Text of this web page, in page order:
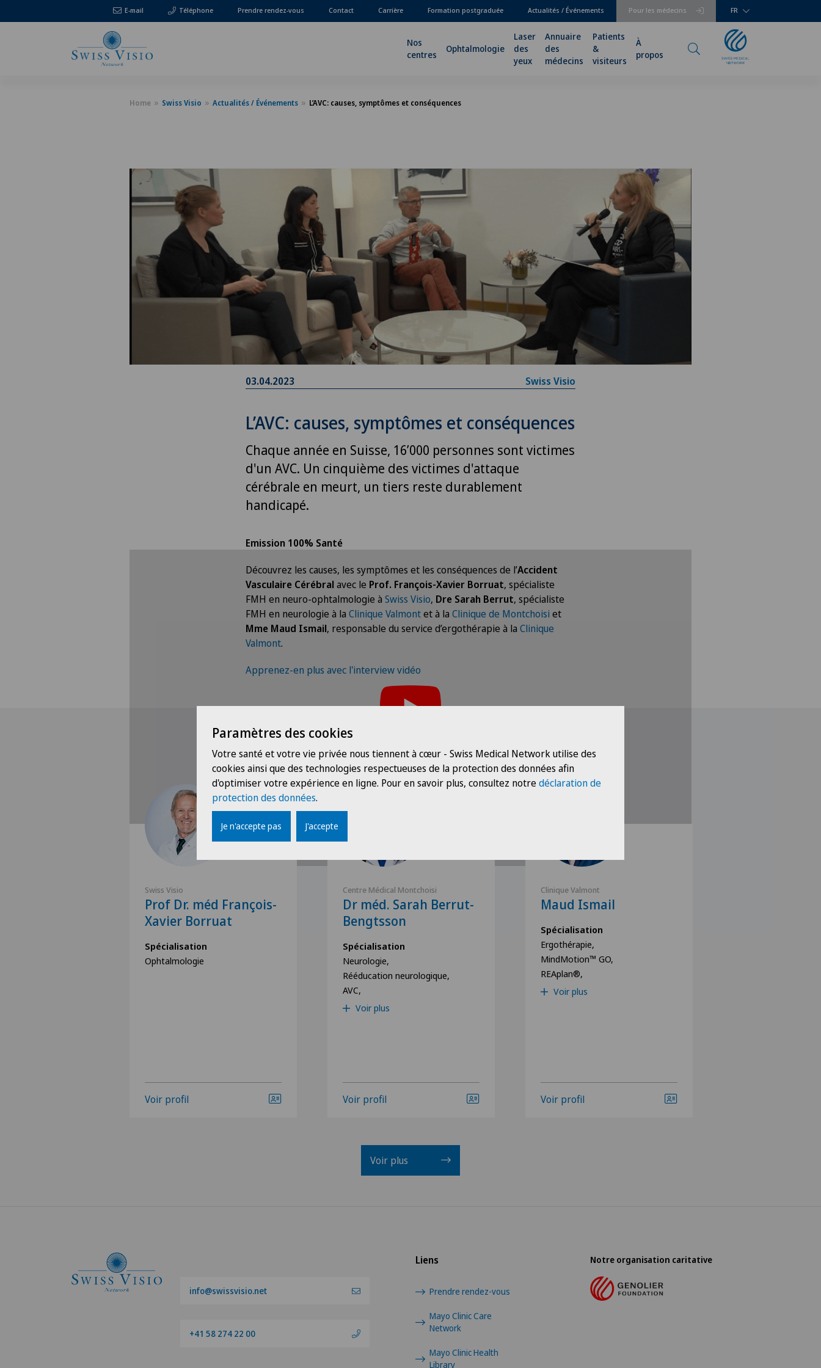
E-mail Téléphone Pour les médecins
Prendre rendez-vous Contact Carrière Formation postgraduée Actualités / Événements FR
Nos
centres
Ophtalmologie
Laser
des
yeux
Annuaire
des
médecins
Patients
&
visiteurs
À
propos
Home Swiss Visio Actualités / Événements L’AVC: causes, symptômes et conséquences
03.04.2023 Swiss Visio
L’AVC: causes, symptômes et conséquences
Chaque année en Suisse, 16’000 personnes sont victimes
d'un AVC. Un cinquième des victimes d'attaque
cérébrale en meurt, un tiers reste durablement
handicapé.
Emission 100% Santé
Découvrez les causes, les symptômes et les conséquences de l’Accident
Vasculaire Cérébral avec le Prof. François-Xavier Borruat, spécialiste
FMH en neuro-ophtalmologie à Swiss Visio, Dre Sarah Berrut, spécialiste
FMH en neurologie à la Clinique Valmontet à la Clinique de Montchoisi et
Mme Maud Ismail, responsable du service d’ergothérapie à la Clinique
Valmont.
Apprenez-en plus avec l'interview vidéo
Pour pouvoir afficher ce contenu, vous devez accepter l’utilisation de cookies.
Nos intervenants
Swiss Visio
Prof Dr. méd François-
Xavier Borruat
Spécialisation
Ophtalmologie
Voir profil
Centre Médical Montchoisi
Dr méd. Sarah Berrut-
Bengtsson
Spécialisation
Neurologie,
Rééducation neurologique,
AVC,
Voir plus
Voir profil
Clinique Valmont
Maud Ismail
Spécialisation
Ergothérapie,
MindMotion™ GO,
REAplan®,
Voir plus
Voir profil
Voir plus
Liens
Prendre rendez-vous
Mayo Clinic Care
Network
Mayo Clinic Health
Library
info@swissvisio.net
+41 58 274 22 00
Notre organisation caritative
Paramètres des cookies
Votre santé et votre vie privée nous tiennent à cœur - Swiss Medical Network utilise des
cookies ainsi que des technologies respectueuses de la protection des données afin
d'optimiser votre expérience en ligne. Pour en savoir plus, consultez notredéclaration de
protection des données.
Je n'accepte pas J'accepte